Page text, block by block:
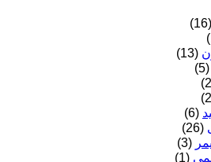
(16)
(13)
(5)
(6)
(26)
(3)
(1)